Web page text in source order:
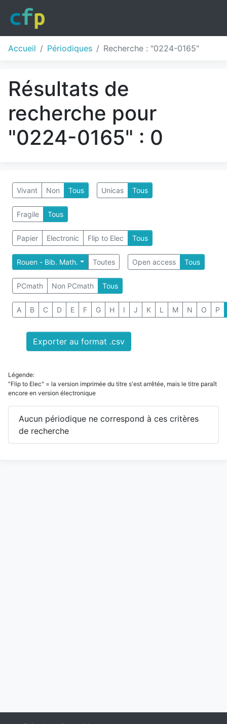
Accueil Périodiques Recherche : "0224-0165"
Résultats de
recherche pour
"0224-0165" : 0
Vivant Non Tous Unicas Tous
Fragile Tous
Papier Electronic Flip to Elec Tous
Rouen - Bib. Math. Toutes Open access Tous
PCmath Non PCmath Tous
A B C D E F G H I J K L M N O P
Exporter au format .csv
Légende:
"Flip to Elec" = la version imprimée du titre s'est arrêtée, mais le titre paraît
encore en version électronique
Aucun périodique ne correspond à ces critères
de recherche